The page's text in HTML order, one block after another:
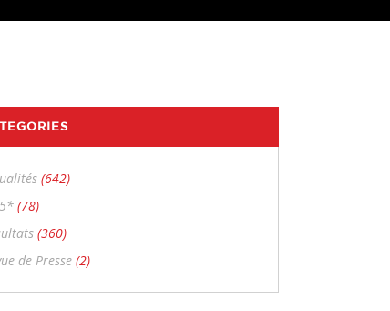
(642)
(78)
(360)
de Presse (2)